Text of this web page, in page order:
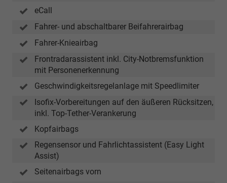
eCall
Fahrer- und abschaltbarer Beifahrerairbag
Fahrer-Knieairbag
Frontradarassistent inkl. City-Notbremsfunktion
mit Personenerkennung
Geschwindigkeitsregelanlage mit Speedlimiter
Isofix-Vorbereitungen auf den äußeren Rücksitzen,
inkl. Top-Tether-Verankerung
Kopfairbags
Regensensor und Fahrlichtassistent (Easy Light
Assist)
Seitenairbags vorn